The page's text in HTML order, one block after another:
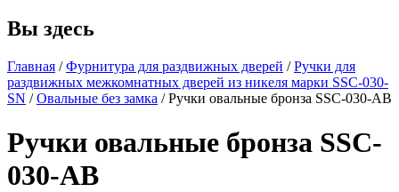
Вы здесь
Главная / Фурнитура для раздвижных дверей / Ручки для
раздвижных межкомнатных дверей из никеля марки SSC-030-
SN / Овальные без замка / Ручки овальные бронза SSC-030-AB
Ручки овальные бронза SSC-
030-AB